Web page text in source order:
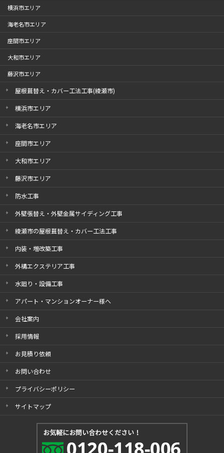
横浜市エリア
海老名市エリア
座間市エリア
大和市エリア
藤沢市エリア
屋根葺替え・カバー工法工事(綾瀬市)
横浜市エリア
海老名市エリア
座間市エリア
大和市エリア
藤沢市エリア
防水工事
外壁張替え・外壁金属サイディング工事
綾瀬市の屋根葺替え・カバー工法工事
内装・増改築工事
外構エクステリア工事
水廻り・設備工事
アパート・マンションオーナー様へ
会社案内
採用情報
お見積り依頼
お問い合わせ
プライバシーポリシー
サイトマップ